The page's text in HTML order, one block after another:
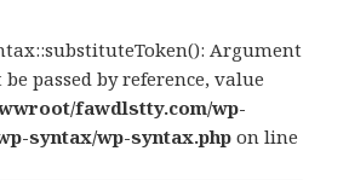
Argument
passed by reference, value
fawdlstty.com/wp-
syntax/wp-syntax.php on line